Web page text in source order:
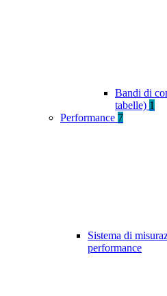
Bandi di
tabelle) 1
Performance 7
Sistema di
performance